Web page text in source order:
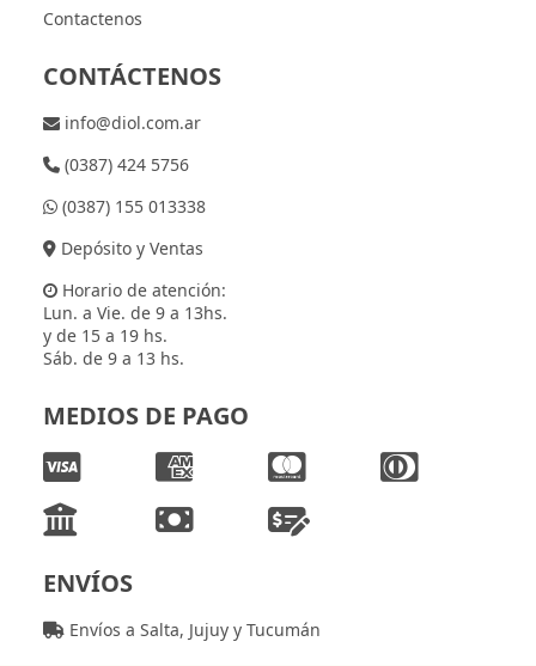
Contactenos
CONTÁCTENOS
info@diol.com.ar
(0387) 424 5756
(0387) 155 013338
Depósito y Ventas
Horario de atención:
Lun. a Vie. de 9 a 13hs.
y de 15 a 19 hs.
Sáb. de 9 a 13 hs.
MEDIOS DE PAGO
ENVÍOS
Envíos a Salta, Jujuy y Tucumán